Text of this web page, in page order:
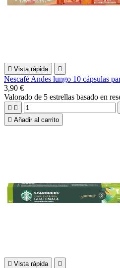
 Vista rápida 
Nescafé Andes lungo 10 cápsulas
3,90 €
Valorado de 5 estrellas basado en
 
 Añadir al carrito
 Vista rápida 